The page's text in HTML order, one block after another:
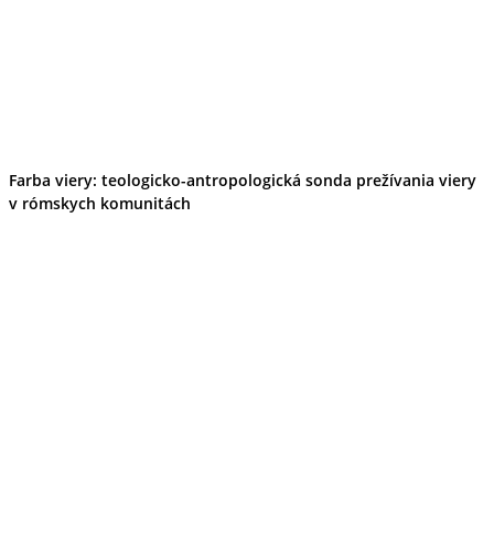
Farba viery: teologicko-antropologická sonda prežívania viery
v rómskych komunitách